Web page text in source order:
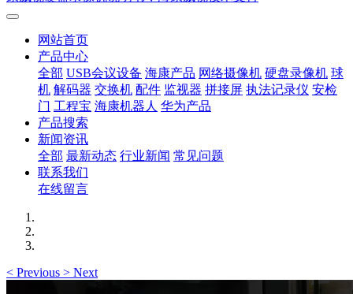
网站首页
产品中心
全部 USB会议设备 海康产品 网络摄像机 硬盘录像机 球
机 解码器 交换机 配件 监视器 拼接屏 执法记录仪 安检
门 工程宝 海康机器人 华为产品
产品搜索
新闻资讯
全部 最新动态 行业新闻 常见问题
联系我们
在线留言
< Previous > Next